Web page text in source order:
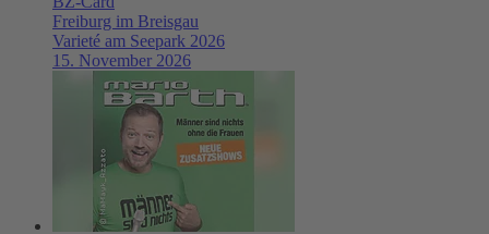
Freiburg im Breisgau
Varieté am Seepark 2026
15. November 2026